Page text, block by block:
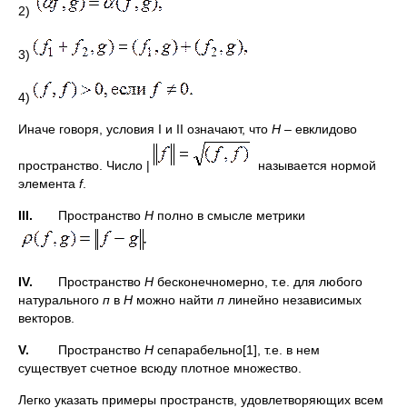
2)
3)
4)
Иначе говоря, условия I и II означают, что Н – евклидово
пространство. Число |
называется нормой
элемента f.
III. Пространство Н полно в смысле метрики
IV. Пространство Н бесконечномерно, т.е. для любого
натурального п в Н можно найти п линейно независимых
векторов.
V. Пространство Н сепарабельно[1], т.е. в нем
существует счетное всюду плотное множество.
Легко указать примеры пространств, удовлетворяющих всем